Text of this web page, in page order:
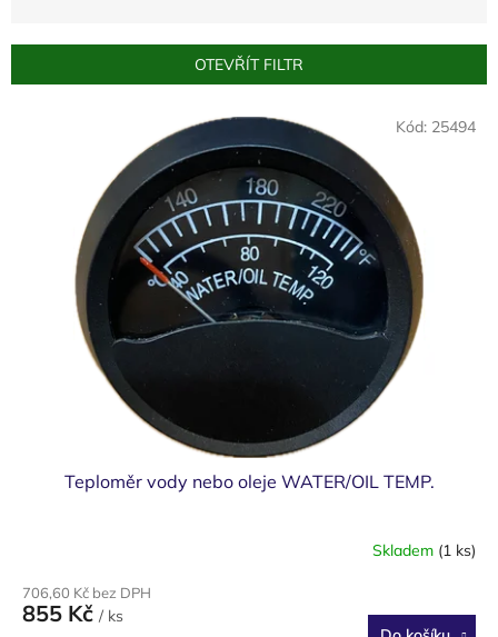
r
OTEVŘÍT FILTR
Teploměr vody nebo oleje WATER/OIL TEMP.
Skladem (1 ks)
706,60 Kč bez DPH
855 Kč / ks
Kód: 25494